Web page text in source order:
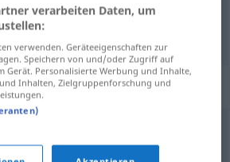
für "festnehmen"
verarbeiten Daten, um
verwenden. Geräteeigenschaften zur
Speichern von und/oder Zugriff auf
Gerät. Personalisierte Werbung und Inhalte,
Inhalten, Zielgruppenforschung und